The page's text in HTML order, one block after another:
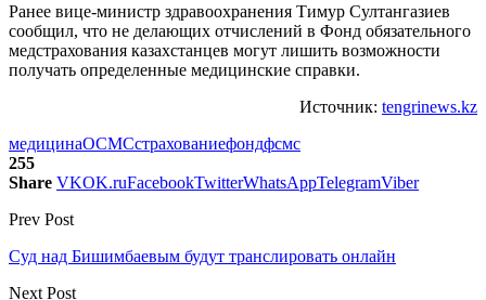
Ранее вице-министр здравоохранения Тимур Султангазиев
сообщил, что не делающих отчислений в Фонд обязательного
медстрахования казахстанцев могут лишить возможности
получать определенные медицинские справки.
Источник: tengrinews.kz
медицинаОСМСстрахованиефондфсмс
255
Share VKOK.ruFacebookTwitterWhatsAppTelegramViber
Prev Post
Суд над Бишимбаевым будут транслировать онлайн
Next Post